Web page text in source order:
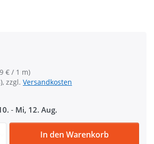
€ / 1 m)
zzgl. Versandkosten
- Mi, 12. Aug.
50m PP Gurtband - 25mm breit - 1,4mm
In den Warenkorb